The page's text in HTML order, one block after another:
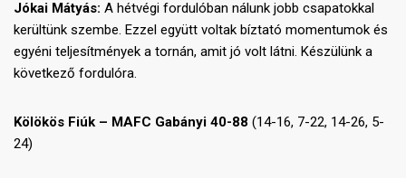
Jókai Mátyás: A hétvégi fordulóban nálunk jobb csapatokkal
kerültünk szembe. Ezzel együtt voltak bíztató momentumok és
egyéni teljesítmények a tornán, amit jó volt látni. Készülünk a
következő fordulóra.
Kölökös Fiúk – MAFC Gabányi 40-88 (14-16, 7-22, 14-26, 5-
24)